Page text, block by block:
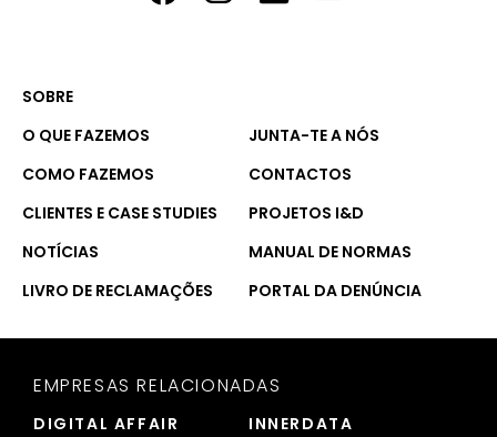
SOBRE
O QUE FAZEMOS
JUNTA-TE A NÓS
COMO FAZEMOS
CONTACTOS
CLIENTES E CASE STUDIES
PROJETOS I&D
NOTÍCIAS
MANUAL DE NORMAS
LIVRO DE RECLAMAÇÕES
PORTAL DA DENÚNCIA
EMPRESAS RELACIONADAS
DIGITAL AFFAIR INNERDATA